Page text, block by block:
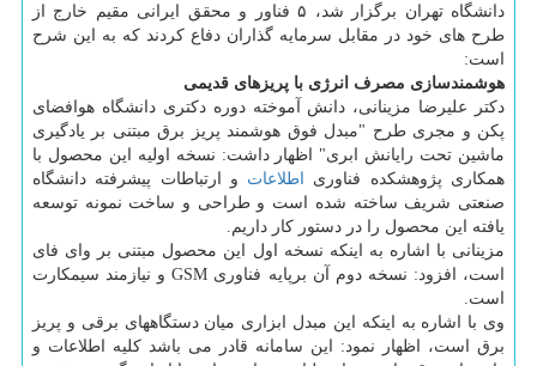
دانشگاه تهران برگزار شد، ۵ فناور و محقق ایرانی مقیم خارج از
طرح های خود در مقابل سرمایه گذاران دفاع کردند که به این شرح
است:
هوشمندسازی مصرف انرژی با پریزهای قدیمی
دکتر علیرضا مزینانی، دانش آموخته دوره دکتری دانشگاه هوافضای
پکن و مجری طرح "مبدل فوق هوشمند پریز برق مبتنی بر یادگیری
ماشین تحت رایانش ابری" اظهار داشت: نسخه اولیه این محصول با
همکاری پژوهشکده فناوری اطلاعات و ارتباطات پیشرفته دانشگاه
صنعتی شریف ساخته شده است و طراحی و ساخت نمونه توسعه
یافته این محصول را در دستور کار داریم.
مزینانی با اشاره به اینکه نسخه اول این محصول مبتنی بر وای فای
است، افزود: نسخه دوم آن برپایه فناوری GSM و نیازمند سیمکارت
است.
وی با اشاره به اینکه این مبدل ابزاری میان دستگاههای برقی و پریز
برق است، اظهار نمود: این سامانه قادر می باشد کلیه اطلاعات و